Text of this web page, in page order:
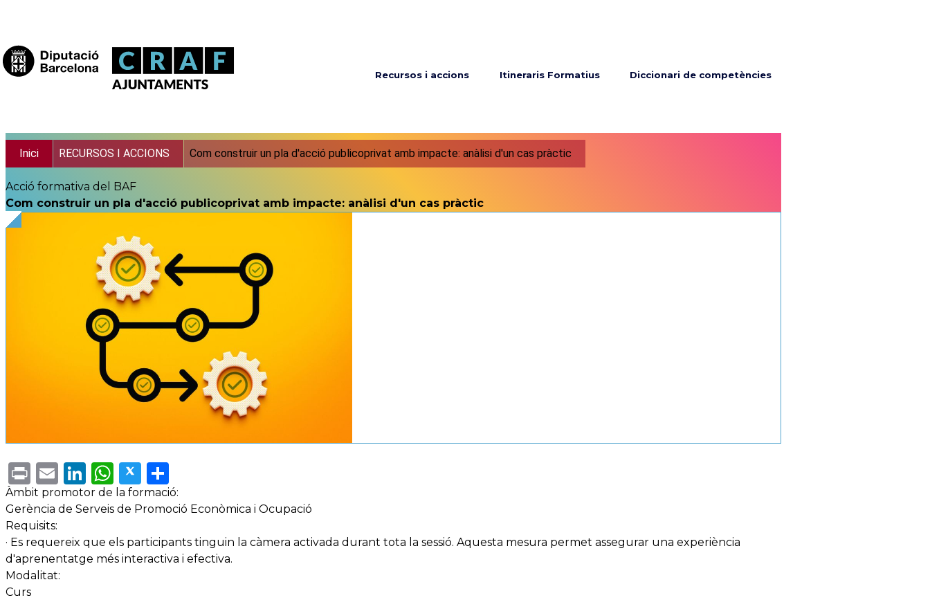
Vés al contingut
Recursos i accions Itineraris Formatius Diccionari de competències
Fil d'ariadna
Inici RECURSOS I ACCIONS Com construir un pla d'acció publicoprivat amb impacte: anàlisi d'un cas pràctic
Acció formativa del BAF
Com construir un pla d'acció publicoprivat amb impacte: anàlisi d'un cas pràctic
PrintEmailLinkedIn
WhatsApp
Twitter
Àmbit promotor de la formació:
Gerència de Serveis de Promoció Econòmica i Ocupació
Requisits:
· Es requereix que els participants tinguin la càmera activada durant tota la sessió. Aquesta mesura permet assegurar una experiència
d'aprenentatge més interactiva i efectiva.
Modalitat:
Curs